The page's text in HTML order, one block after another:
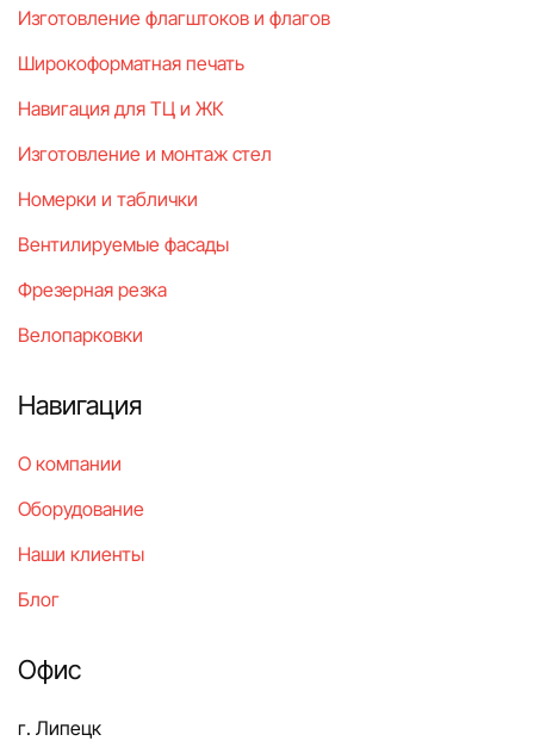
Изготовление флагштоков и флагов
Широкоформатная печать
Навигация для ТЦ и ЖК
Изготовление и монтаж стел
Номерки и таблички
Вентилируемые фасады
Фрезерная резка
Велопарковки
Навигация
О компании
Оборудование
Наши клиенты
Блог
Офис
г. Липецк